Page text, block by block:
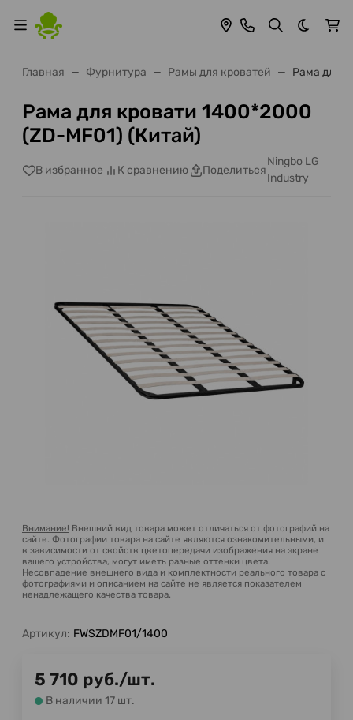
Темная
Главная Фурнитура Рамы для кроватей Рама для
Рама для кровати 1400*2000
(ZD-MF01) (Китай)
В избранное К сравнению Поделиться
Ningbo LG
Industry
Внимание! Внешний вид товара может отличаться от фотографий на
сайте. Фотографии товара на сайте являются ознакомительными, и
в зависимости от свойств цветопередачи изображения на экране
вашего устройства, могут иметь разные оттенки цвета.
Несовпадение внешнего вида и комплектности реального товара с
фотографиями и описанием на сайте не является показателем
ненадлежащего качества товара.
Артикул: FWSZDMF01/1400
5 710 руб./шт.
В наличии 17 шт.